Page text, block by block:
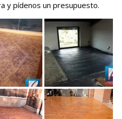
y pídenos un presupuesto.